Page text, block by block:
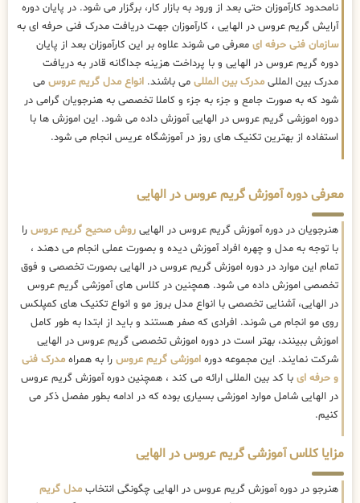
نامحدود کارآموزان حتی بعد از ورود به بازار کار، برگزار می شود. در پایان دوره
آرایش گریم عروس در الهایی ، کارآموزان جهت دریافت مدرک فنی حرفه ای به
سازمان فنی حرفه ای معرفی می شوند علاوه بر این کارآموزان بعد از پایان
دوره گریم عروس در الهایی و با پرداخت هزینه جداگانه قادر به دریافت
مدرک بین المللی مدرک بین المللی می باشند. انواع مدل گریم عروس می
شود که به صورت جامع و جزء به جزء و کاملا تخصصی به هنرجویان گرامی در
دوره اموزشی گریم عروس در الهایی آموزش داده می شود. این اموزش ها با
استفاده از بهترین تکنیک های روز در آموزشگاه عریس انجام می شود.
معرفی دوره آموزش گریم عروس در الهایی
هنرجویان در دوره آموزش گریم عروس در الهایی روش صحیح گریم عروس را
با توجه به مدل و چهره افراد آموزش دیده و بصورت عملی انجام می دهند ،
تمام این موارد در دوره اموزش گریم عروس در الهایی بصورت تخصصی و فوق
تخصصی اموزش داده می شود. همچنین در کلاس های آموزشی گریم عروس
در الهایی، آشنایی تخصصی با انواع مدل بروز مو و انواع تکنیک های کمپلکس
روی مو انجام می شوند. افرادی که صفر هستند و باید از ابتدا به طور کامل
اموزش ببینند، بهتر است در دوره اموزش تخصصی گریم عروس در الهایی
شرکت نمایند. این مجموعه دوره اموزشی گریم عروس را به همراه مدرک فنی
و حرفه ای با کد بین المللی ارائه می کند ، همچنین دوره آموزش گریم عروس
در الهایی شامل موارد اموزشی بسیاری بوده که در ادامه بطور مفصل ذکر می
کنیم.
مزایا کلاس آموزشی گریم عروس در الهایی
هنرجو در دوره آموزش گریم عروس در الهایی چگونگی انتخاب مدل گریم